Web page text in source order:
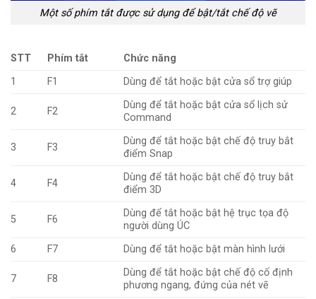
Một số phím tắt được sử dụng để bật/tắt chế độ vẽ
STT Phím tắt
Chức năng
1
F1 Dùng để tắt hoặc bật cửa sổ trợ giúp
2 F2
Dùng để tắt hoặc bật cửa sổ lịch sử
Command
3 F3
Dùng để tắt hoặc bật chế độ truy bắt
điểm Snap
4 F4
Dùng để tắt hoặc bật chế độ truy bắt
điểm 3D
5 F6
Dùng để tắt hoặc bật hệ trục tọa độ
người dùng ÚC
6
F7 Dùng để tắt hoặc bật màn hình lưới
7 F8
Dùng để tắt hoặc bật chế độ cố định
phương ngang, đứng của nét vẽ